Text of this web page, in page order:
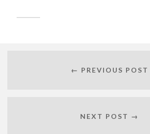
← PREVIOUS POST
NEXT POST →